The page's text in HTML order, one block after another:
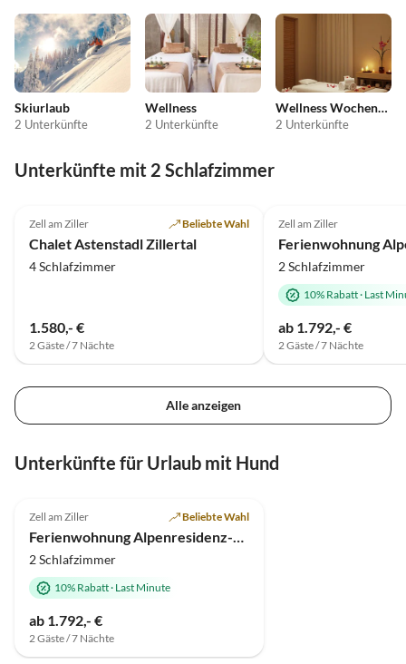
Skiurlaub
2 Unterkünfte
Wellness
2 Unterkünfte
Wellness Wochenende
2 Unterkünfte
Unterkünfte mit 2 Schlafzimmer
Zell am Ziller Beliebte Wahl
Chalet Astenstadl Zillertal
4 Schlafzimmer
1.580,- €
2 Gäste / 7 Nächte
Wellness-Auszeit
Zell am Ziller
2 Schlafzimmer
10% Rabatt· Last
ab 1.792,- €
2 Gäste / 7 Nächte
Alle anzeigen
Unterkünfte für Urlaub mit Hund
Wellness-Auszeit
Zell am Ziller Beliebte Wahl
Ferienwohnung Alpenresidenz-Sonnwend
2 Schlafzimmer
10% Rabatt· Last Minute
ab 1.792,- €
2 Gäste / 7 Nächte